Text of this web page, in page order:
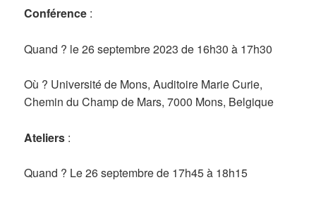
Conférence :
Quand ? le 26 septembre 2023 de 16h30 à 17h30
Où ? Université de Mons, Auditoire Marie Curie,
Chemin du Champ de Mars, 7000 Mons, Belgique
Ateliers :
Quand ? Le 26 septembre de 17h45 à 18h15